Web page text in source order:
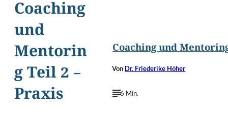
Coaching
und
Mentorin
g Teil 2 –
Praxis
Coaching und
Von Dr. Friederike Höher
6 Min.